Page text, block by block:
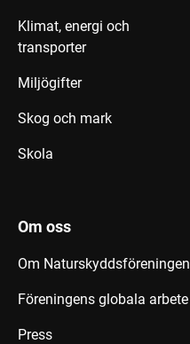
Klimat, energi och
transporter
Miljögifter
Skog och mark
Skola
Om oss
Om Naturskyddsföreningen
Föreningens globala arbete
Press